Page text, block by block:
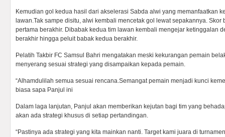
Kemudian gol kedua hasil dari akselerasi Sabda alwi yang memanfaatkan
lawan.Tak sampe disitu, alwi kembali mencetak gol lewat sepakannya.
pertama berakhir. Dibabak kedua tim lawan kembali mengejar ketinggalan
berakhir hingga peluit babak kedua berakhir.
Pelatih Takbir FC Samsul Bahri mengatakan meski kekurangan pemain
menyerang sesuai strategi yang disampaikan kepada pemain.
“Alhamdulilah semua sesuai rencana.Semangat pemain menjadi kunci
biasa sapa Panjul ini
Dalam laga lanjutan, Panjul akan memberikan kejutan bagi tim yang
akan ada strategi khusus di setiap pertandingan.
“Pastinya ada strategi yang kita mainkan nanti. Target kami juara di